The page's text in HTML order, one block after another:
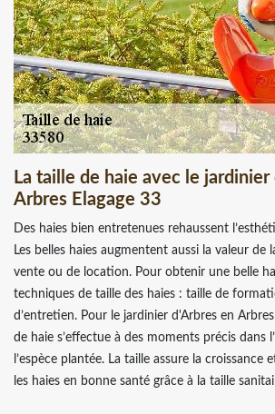
La taille de haie avec le
Arbres Elagage 33
Des haies bien entretenues rehaussent
Les belles haies augmentent aussi la valeur de
vente ou de location. Pour obtenir une belle
techniques de taille des haies : taille de
d’entretien. Pour le jardinier d'Arbres en
de haie s’effectue à des moments précis dans
l’espèce plantée. La taille assure la croissance
les haies en bonne santé grâce à la taille